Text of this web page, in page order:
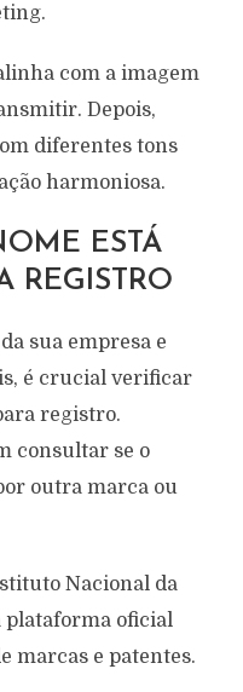
com a imagem
Depois,
diferentes tons
harmoniosa.
ESTÁ
REGISTRO
sua empresa e
é crucial verificar
registro.
consultar se o
outra marca ou
Nacional da
plataforma oficial
marcas e patentes.